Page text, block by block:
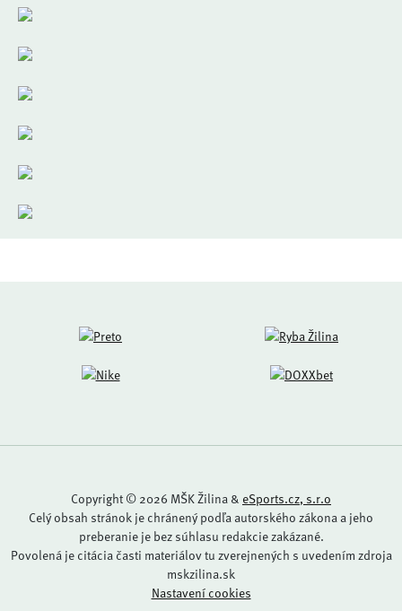
Copyright © 2026 MŠK Žilina & eSports.cz, s.r.o
Celý obsah stránok je chránený podľa autorského zákona a jeho
preberanie je bez súhlasu redakcie zakázané.
Povolená je citácia časti materiálov tu zverejnených s uvedením zdroja
mskzilina.sk
Nastavení cookies